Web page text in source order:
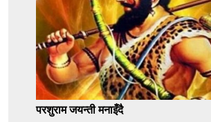
परशुराम जयन्ती मनाइँदै